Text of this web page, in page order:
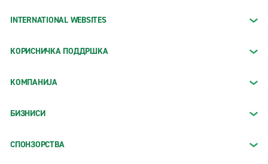
INTERNATIONAL WEBSITES
КОРИСНИЧКА ПОДДРШКА
КОМПАНИЈА
БИЗНИСИ
СПОНЗОРСТВА